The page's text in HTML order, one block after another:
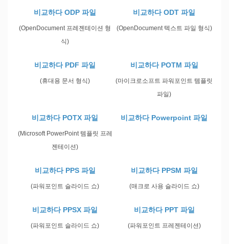
비교하다 ODP 파일
(OpenDocument 프레젠테이션 형
식)
비교하다 ODT 파일
(OpenDocument 텍스트 파일 형식)
비교하다 PDF 파일
(휴대용 문서 형식)
비교하다 POTM 파일
(마이크로소프트 파워포인트 템플릿
파일)
비교하다 POTX 파일
(Microsoft PowerPoint 템플릿 프레
젠테이션)
비교하다 Powerpoint 파일
비교하다 PPS 파일
(파워포인트 슬라이드 쇼)
비교하다 PPSM 파일
(매크로 사용 슬라이드 쇼)
비교하다 PPSX 파일
(파워포인트 슬라이드 쇼)
비교하다 PPT 파일
(파워포인트 프레젠테이션)